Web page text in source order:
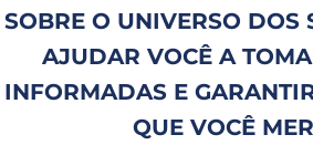
SOBRE O UNIVERSO DOS
AJUDAR VOCÊ A
INFORMADAS E
QUE VOCÊ